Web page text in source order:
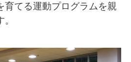
育てる運動プログラムを親